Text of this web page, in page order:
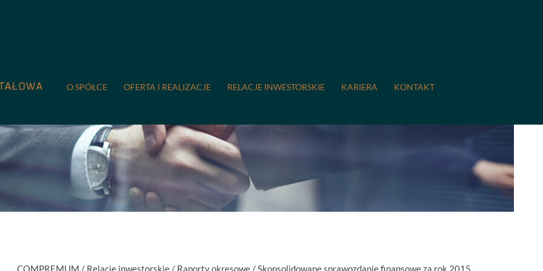
O SPÓŁCE OFERTA I REALIZACJE RELACJE INWESTORSKIE KARIERA KONTAKT
COMPREMUM / Relacje inwestorskie / Raporty okresowe / Skonsolidowane sprawozdanie finansowe za rok 2015